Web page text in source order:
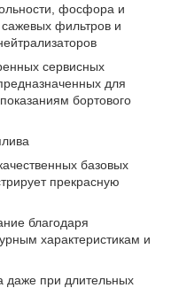
фосфора и
фильтров и
сервисных
для
бортового
базовых
прекрасную
благодаря
характеристикам и
даже при длительных